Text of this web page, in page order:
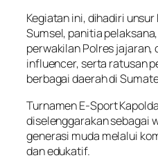
Kegiatan ini, dihadiri
Sumsel, panitia
perwakilan Polres jajaran,
influencer, serta ratusan
berbagai daerah di
Turnamen E-Sport
diselenggarakan sebagai
generasi muda melalui
dan edukatif.